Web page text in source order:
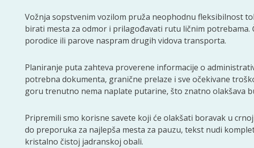
Vožnja sopstvenim vozilom pruža neophodnu fleksibilnost
birati mesta za odmor i prilagođavati rutu ličnim
porodice ili parove naspram drugih vidova transporta.
Planiranje puta zahteva proverene informacije o
potrebna dokumenta, granične prelaze i sve očekivane
goru trenutno nema naplate putarine, što znatno olakšava
Pripremili smo korisne savete koji će olakšati boravak u
do preporuka za najlepša mesta za pauzu, tekst nudi
kristalno čistoj jadranskoj obali.